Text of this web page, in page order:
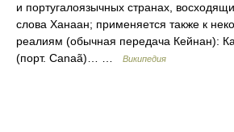
и португалоязычных странах,
слова Ханаан; применяется также к
реалиям (обычная передача Кейнан):
(порт. Canaã)… …
Википедия